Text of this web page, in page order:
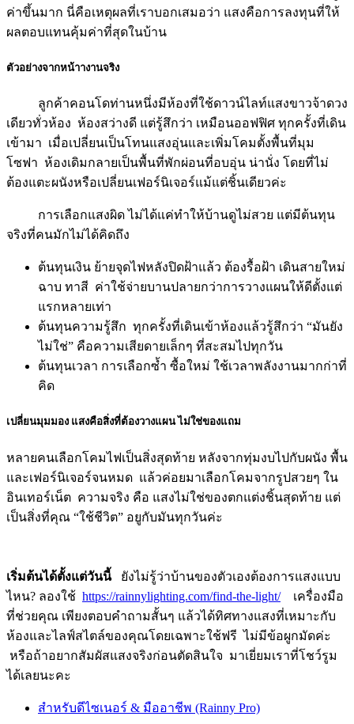
ค่าขึ้นมาก นี่คือเหตุผลที่เราบอกเสมอว่า แสงคือการลงทุนที่ให้
ผลตอบแทนคุ้มค่าที่สุดในบ้าน
ตัวอย่างจากหน้าางานจริง
ลูกค้าคอนโดท่านหนึ่งมีห้องที่ใช้ดาวน์ไลท์แสงขาวจ้าดวง
เดียวทั่วห้อง ห้องสว่างดี แต่รู้สึกว่า เหมือนออฟฟิศ ทุกครั้งที่เดิน
เข้ามา เมื่อเปลี่ยนเป็นโทนแสงอุ่นและเพิ่มโคมตั้งพื้นที่มุม
โซฟา ห้องเดิมกลายเป็นพื้นที่พักผ่อนที่อบอุ่น น่านั่ง โดยที่ไม่
ต้องแตะผนังหรือเปลี่ยนเฟอร์นิเจอร์แม้แต่ชิ้นเดียวค่ะ
การเลือกแสงผิด ไม่ได้แค่ทำให้บ้านดูไม่สวย แต่มีต้นทุน
จริงที่คนมักไม่ได้คิดถึง
ต้นทุนเงิน ย้ายจุดไฟหลังปิดฝ้าแล้ว ต้องรื้อฝ้า เดินสายใหม่
ฉาบ ทาสี ค่าใช้จ่ายบานปลายกว่าการวางแผนให้ดีตั้งแต่
แรกหลายเท่า
ต้นทุนความรู้สึก ทุกครั้งที่เดินเข้าห้องแล้วรู้สึกว่า “มันยัง
ไม่ใช่” คือความเสียดายเล็กๆ ที่สะสมไปทุกวัน
ต้นทุนเวลา การเลือกซ้ำ ซื้อใหม่ ใช้เวลาพลังงานมากก่าที่
คิด
เปลี่ยนมุมมอง แสงคือสิ่งที่ต้องวางแผน ไม่ใช่ของแถม
หลายคนเลือกโคมไฟเป็นสิ่งสุดท้าย หลังจากทุ่มงบไปกับผนัง พื้น
และเฟอร์นิเจอร์จนหมด แล้วค่อยมาเลือกโคมจากรูปสวยๆ ใน
อินเทอร์เน็ต ความจริง คือ แสงไม่ใช่ของตกแต่งชิ้นสุดท้าย แต่
เป็นสิ่งที่คุณ “ใช้ชีวิต” อยูกับมันทุกวันค่ะ
เริ่มต้นได้ตั้งแต่วันนี้ ยังไม่รู้ว่าบ้านของตัวเองต้องการแสงแบบ
ไหน? ลองใช้ https://rainnylighting.com/find-the-light/เครื่องมือ
ที่ช่วยคุณ เพียงตอบคำถามสั้นๆ แล้วได้ทิศทางแสงที่เหมาะกับ
ห้องและไลฟ์สไตล์ของคุณโดยเฉพาะใช้ฟรี ไม่มีข้อผูกมัดค่ะ
หรือถ้าอยากสัมผัสแสงจริงก่อนตัดสินใจ มาเยี่ยมเราที่โชว์รูม
ได้เลยนะคะ
สำหรับดีไซเนอร์ & มืออาชีพ (Rainny Pro)